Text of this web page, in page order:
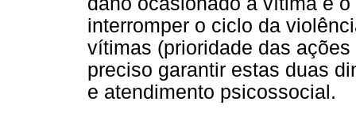
interromper o ciclo da
vítimas (prioridade das
preciso garantir estas duas
e atendimento psicossocial.